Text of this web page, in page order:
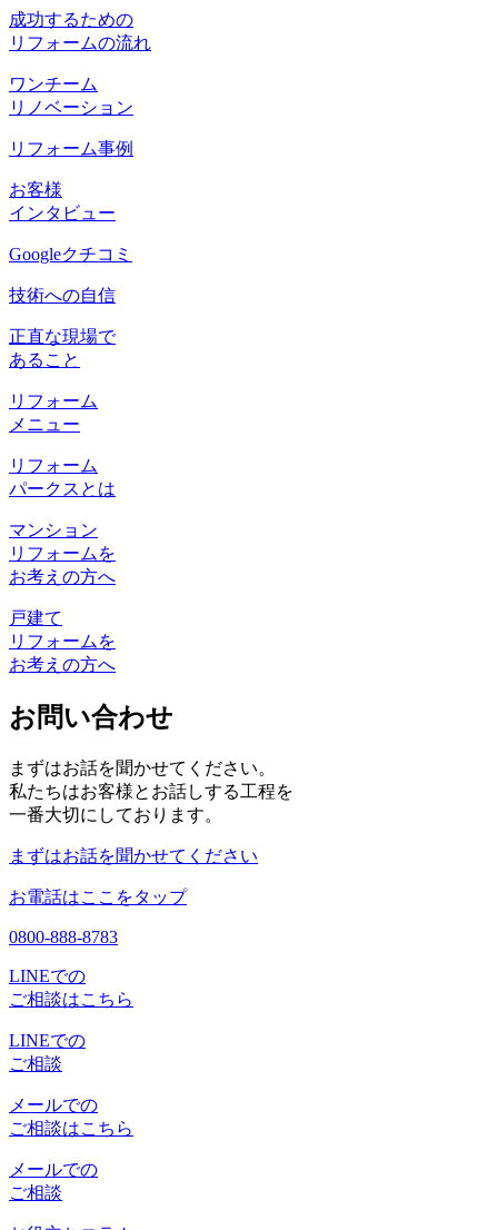
成功するための
リフォームの流れ
ワンチーム
リノベーション
リフォーム事例
お客様
インタビュー
Googleクチコミ
技術への自信
正直な現場で
あること
リフォーム
メニュー
リフォーム
パークスとは
マンション
リフォームを
お考えの方へ
戸建て
リフォームを
お考えの方へ
お問い合わせ
まずはお話を聞かせてください。
私たちはお客様とお話しする工程を
一番大切にしております。
まずはお話を聞かせてください
お電話はここをタップ
0800-888-8783
LINEでの
ご相談はこちら
LINEでの
ご相談
メールでの
ご相談はこちら
メールでの
ご相談